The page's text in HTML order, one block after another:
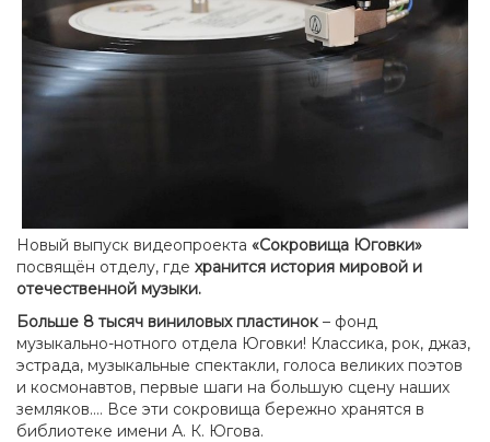
Новый выпуск видеопроекта «Сокровища Юговки»
посвящён отделу, где хранится история мировой и
отечественной музыки.
Больше 8 тысяч виниловых пластинок – фонд
музыкально-нотного отдела Юговки! Классика, рок, джаз,
эстрада, музыкальные спектакли, голоса великих поэтов
и космонавтов, первые шаги на большую сцену наших
земляков.… Все эти сокровища бережно хранятся в
библиотеке имени А. К. Югова.